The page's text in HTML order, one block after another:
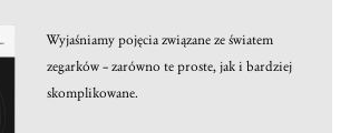
Wyjaśniamy pojęcia związane ze światem
zegarków – zarówno te proste, jak i bardziej
skomplikowane.